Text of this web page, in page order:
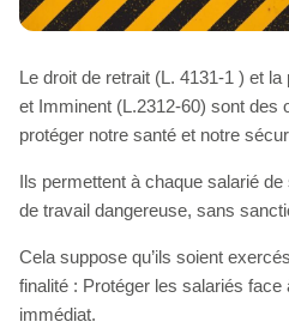
Le droit de retrait (L. 4131-1 ) et
et Imminent (L.2312-60) sont des
protéger notre santé et notre
Ils permettent à chaque salarié
de travail dangereuse, sans
Cela suppose qu’ils soient
finalité : Protéger les salariés
immédiat.